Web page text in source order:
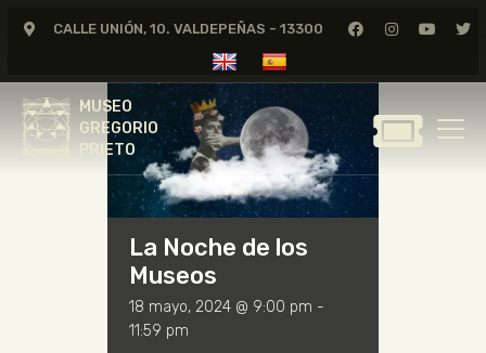
CALLE UNIÓN, 10. VALDEPEÑAS - 13300
MUSEO
GREGORIO
PRIETO
MUSEO
GREGORIO
PRIETO
GREGORIO PRIETO
MUSEO
ARCHIVO
CERTAMEN DE DIBUJO
FUNDACIÓN
La Noche de los
Museos
18 mayo, 2024 @ 9:00 pm -
11:59 pm